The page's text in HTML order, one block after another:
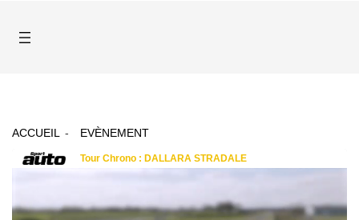
ACCUEIL EVÈNEMENT